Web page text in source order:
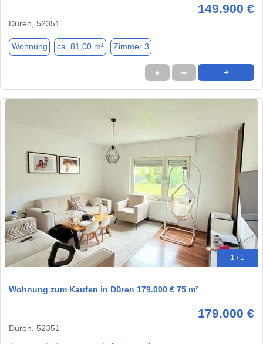
149.900 €
Düren, 52351
Wohnung ca. 81,00 m² Zimmer 3
★ ➦ ➜
1 / 1
Wohnung zum Kaufen in Düren 179.000 € 75 m²
179.000 €
Düren, 52351